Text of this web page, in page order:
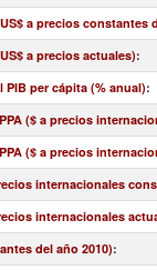
a precios constantes
a precios actuales):
PIB per cápita (% anual):
($ a precios
($ a precios
internacionales
internacionales
del año 2010):